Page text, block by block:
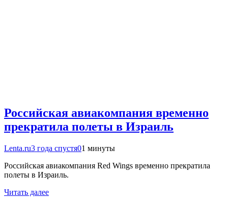
Российская авиакомпания временно
прекратила полеты в Израиль
Lenta.ru3 года спустя01 минуты
Российская авиакомпания Red Wings временно прекратила
полеты в Израиль.
Читать далее